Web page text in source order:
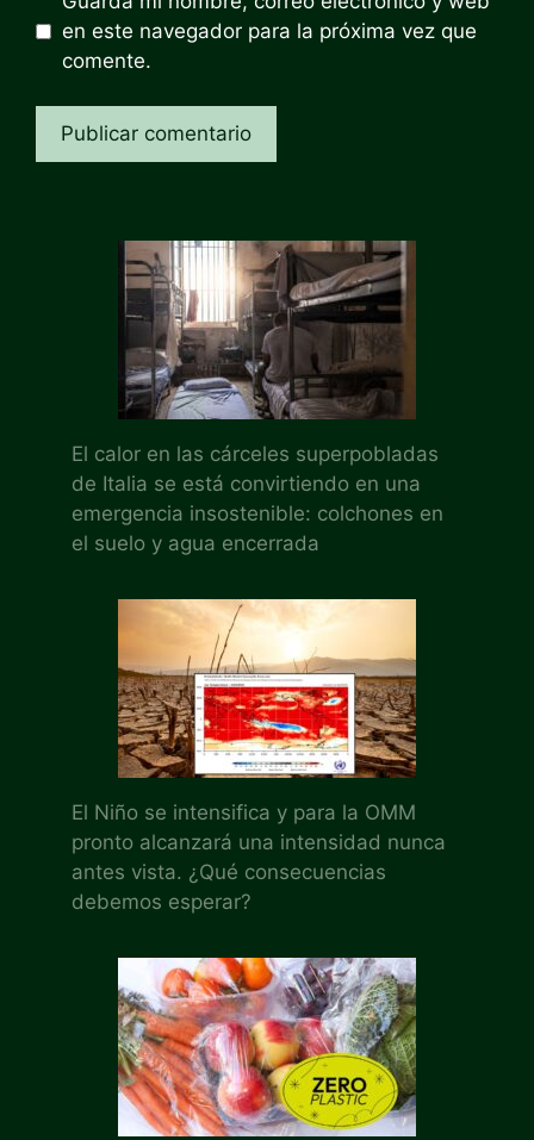
en este navegador para la próxima vez que
comente.
El calor en las cárceles superpobladas
de Italia se está convirtiendo en una
emergencia insostenible: colchones en
el suelo y agua encerrada
El Niño se intensifica y para la OMM
pronto alcanzará una intensidad nunca
antes vista. ¿Qué consecuencias
debemos esperar?